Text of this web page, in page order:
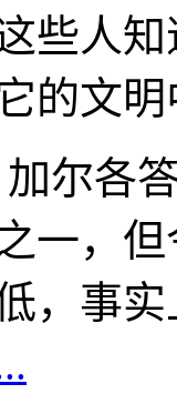
些人
的文
尔各
一，
，事